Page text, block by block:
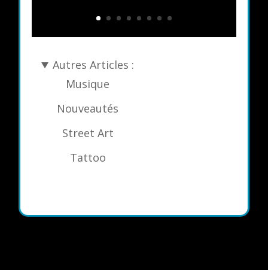
Autres Articles :
Musique
Nouveautés
Street Art
Tattoo